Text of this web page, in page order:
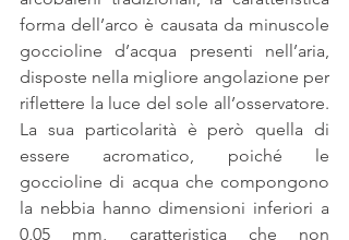
forma dell’arco è causata da minuscole
goccioline d’acqua presenti nell’aria,
disposte nella migliore angolazione per
riflettere la luce del sole all’osservatore.
La sua particolarità è però quella di
essere acromatico, poiché le
goccioline di acqua che compongono
la nebbia hanno dimensioni inferiori a
0,05 mm, caratteristica che non